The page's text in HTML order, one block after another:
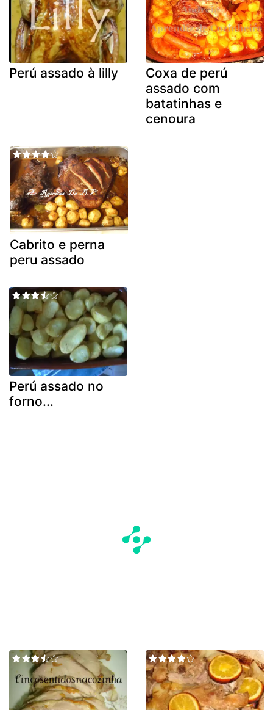
Perú assado à lilly
Coxa de perú
assado com
batatinhas e
cenoura
Cabrito e perna
peru assado
Perú assado no
forno...